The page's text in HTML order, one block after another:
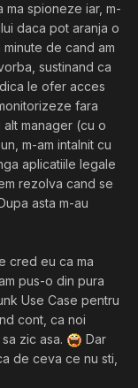
ma spioneze iar, m-
daca pot aranja o
de cand am
sustinand ca
le ofer acces
fara
alt manager (cu o
m-am intalnit cu
aplicatiile legale
rezolva cand se
asta m-au
cred eu ca ma
pus-o din pura
Use Case pentru
cont, ca noi
zic asa.
Dar
de ceva ce nu sti,